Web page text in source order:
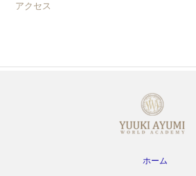
アクセス
ホーム